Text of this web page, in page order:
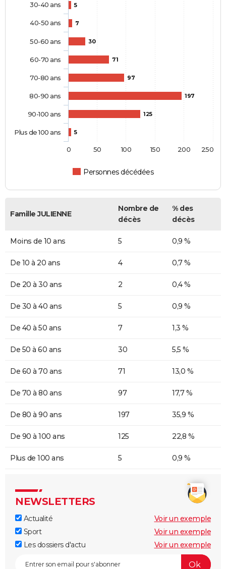
5
7
30
71
97
197
125
5
Personnes décédées
30-40 ans
40-50 ans
50-60 ans
60-70 ans
70-80 ans
80-90 ans
90-100 ans
Plus de 100 ans
0 50 100 150 200 250
Famille JULIENNE
Nombre de
décès
% des
décès
Moins de 10 ans 5 0,9 %
De 10 à 20 ans 4 0,7 %
De 20 à 30 ans 2 0,4 %
De 30 à 40 ans 5 0,9 %
De 40 à 50 ans 7 1,3 %
De 50 à 60 ans 30 5,5 %
De 60 à 70 ans 71 13,0 %
De 70 à 80 ans 97 17,7 %
De 80 à 90 ans 197 35,9 %
De 90 à 100 ans 125 22,8 %
Plus de 100 ans 5 0,9 %
NEWSLETTERS
Actualité
Voir un exemple
Sport
Voir un exemple
Les dossiers d'actu
Voir un exemple